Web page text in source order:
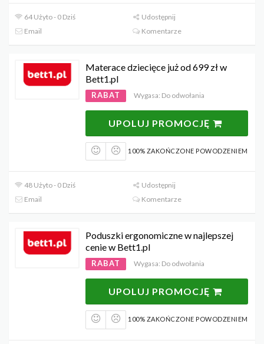
64 Użyto - 0 Dziś
Udostępnij
Email
Komentarze
Materace dziecięce już od 699 zł w
Bett1.pl
RABAT Wygasa: Do odwołania
UPOLUJ PROMOCJĘ
100% ZAKOŃCZONE POWODZENIEM
48 Użyto - 0 Dziś
Udostępnij
Email
Komentarze
Poduszki ergonomiczne w najlepszej
cenie w Bett1.pl
RABAT Wygasa: Do odwołania
UPOLUJ PROMOCJĘ
100% ZAKOŃCZONE POWODZENIEM